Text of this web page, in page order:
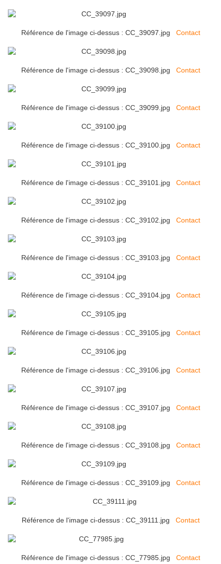
Référence de l'image ci-dessus : CC_39097.jpg Contact
Référence de l'image ci-dessus : CC_39098.jpg Contact
Référence de l'image ci-dessus : CC_39099.jpg Contact
Référence de l'image ci-dessus : CC_39100.jpg Contact
Référence de l'image ci-dessus : CC_39101.jpg Contact
Référence de l'image ci-dessus : CC_39102.jpg Contact
Référence de l'image ci-dessus : CC_39103.jpg Contact
Référence de l'image ci-dessus : CC_39104.jpg Contact
Référence de l'image ci-dessus : CC_39105.jpg Contact
Référence de l'image ci-dessus : CC_39106.jpg Contact
Référence de l'image ci-dessus : CC_39107.jpg Contact
Référence de l'image ci-dessus : CC_39108.jpg Contact
Référence de l'image ci-dessus : CC_39109.jpg Contact
Référence de l'image ci-dessus : CC_39111.jpg Contact
Référence de l'image ci-dessus : CC_77985.jpg Contact